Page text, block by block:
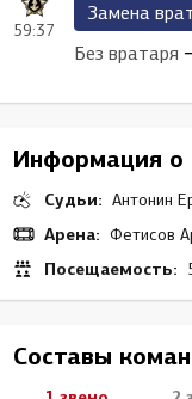
59:37
Замена
Без вратаря
Информация о
Судьи: Антонин
Арена: Фетисов
Посещаемость:
Составы